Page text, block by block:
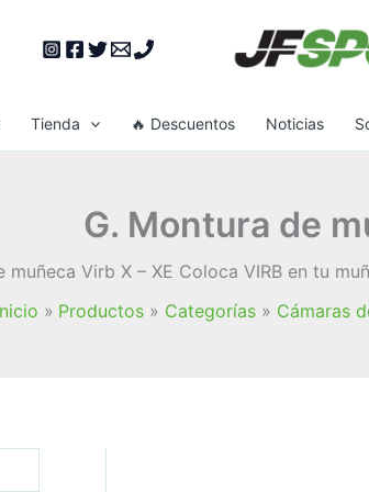
Tienda 🔥 Descuentos Noticias
G. Montura de
muñeca Virb X – XE Coloca VIRB en tu
Productos Categorías Cámaras